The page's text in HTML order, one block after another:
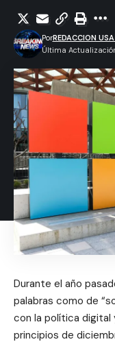
Última
PorREDACCION
Durante el año
palabras como de
con la política digital
principios de